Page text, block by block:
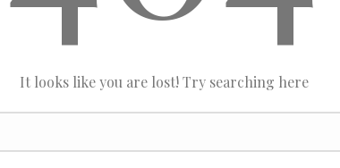
It looks like you are lost! Try searching here